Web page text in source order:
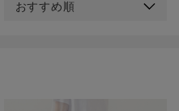
おすすめ順